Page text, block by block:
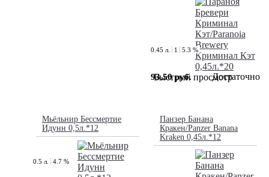
Быстрый просмотр
0.45 л. 1 5.3 %
93.50 руб. Достаточно
Мьёльнир Бессмертие
Идунн 0,5л.*12
0.5 л. 4.7 %
Панзер Банана
Кракен/Panzer Banana
Kraken 0,45л.*12